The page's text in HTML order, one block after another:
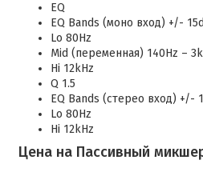
EQ
EQ Bands (моно вход) +/-
Lo 80Hz
Mid (переменная) 140Hz –
Hi 12kHz
Q 1.5
EQ Bands (стерео вход) +/-
Lo 80Hz
Hi 12kHz
Цена на Пассивный